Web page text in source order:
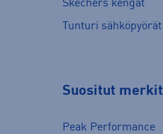
Skechers kengät
Tunturi sähköpyörät
Suositut merkit
Peak Performance